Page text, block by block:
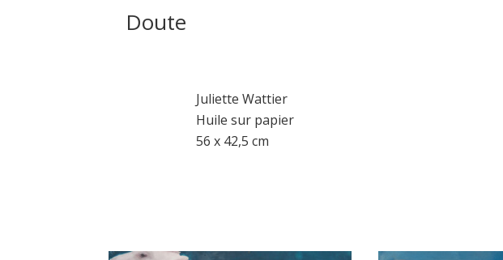
Doute
Juliette Wattier
Huile sur papier
56 x 42,5 cm